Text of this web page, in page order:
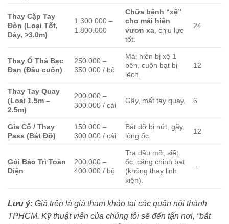
Thay Cặp Tay
Đòn (Loại Tốt,
Dày, >3.0m)
1.300.000 –
1.800.000
Chữa bệnh “xệ”
cho mái hiên
vươn xa , chịu lực
tốt.
24
Thay Ổ Thả Bạc
Đạn (Đầu cuốn)
250.000 –
350.000 / bộ
Mái hiên bị xệ 1
bên, cuộn bạt bị
lệch.
12
Thay Tay Quay
(Loại 1.5m –
2.5m)
200.000 –
300.000 / cái
Gãy, mất tay quay. 6
Gia Cố / Thay
Pass (Bát Đỡ)
150.000 –
300.000 / cái
Bát đỡ bị nứt, gãy,
lỏng ốc.
12
Gói Bảo Trì Toàn
Diện
200.000 –
400.000 / bộ
Tra dầu mỡ, siết
ốc, căng chỉnh bạt
(không thay linh
kiện).
–
Lưu ý: Giá trên là giá tham khảo tại các quận nội thành
TPHCM. Kỹ thuật viên của chúng tôi sẽ đến tận nơi, “bắt